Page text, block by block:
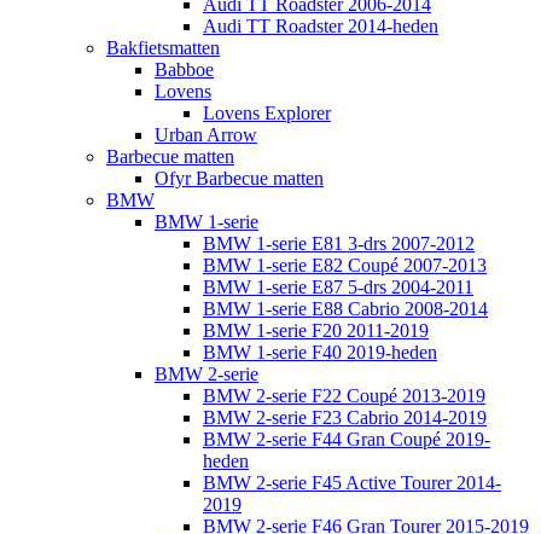
Audi TT Roadster 2006-2014
Audi TT Roadster 2014-heden
Bakfietsmatten
Babboe
Lovens
Lovens Explorer
Urban Arrow
Barbecue matten
Ofyr Barbecue matten
BMW
BMW 1-serie
BMW 1-serie E81 3-drs 2007-2012
BMW 1-serie E82 Coupé 2007-2013
BMW 1-serie E87 5-drs 2004-2011
BMW 1-serie E88 Cabrio 2008-2014
BMW 1-serie F20 2011-2019
BMW 1-serie F40 2019-heden
BMW 2-serie
BMW 2-serie F22 Coupé 2013-2019
BMW 2-serie F23 Cabrio 2014-2019
BMW 2-serie F44 Gran Coupé 2019-
heden
BMW 2-serie F45 Active Tourer 2014-
2019
BMW 2-serie F46 Gran Tourer 2015-2019